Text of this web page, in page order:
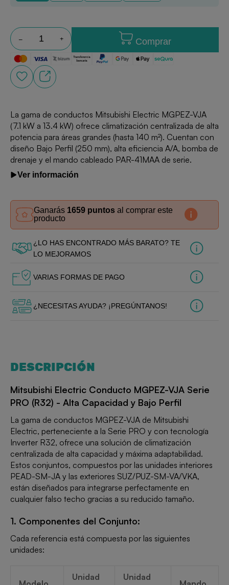
Comprar
La gama de conductos Mitsubishi Electric MGPEZ-VJA
(7.1 kW a 13.4 kW) ofrece climatización centralizada de alta
potencia para áreas grandes (hasta 140 m²). Cuentan con
diseño Bajo Perfil (250 mm), alta eficiencia A/A, bomba de
drenaje y el mando cableado PAR-41MAA de serie.
Ver información
Ganarás 1659 puntos al comprar este
producto
¿LO HAS ENCONTRADO MÁS BARATO? TE
LO MEJORAMOS
VARIAS FORMAS DE PAGO
¿NECESITAS AYUDA? ¡PREGÚNTANOS!
DESCRIPCIÓN
Mitsubishi Electric Conducto MGPEZ-VJA Serie
PRO (R32) - Alta Capacidad y Bajo Perfil
La gama de conductos MGPEZ-VJA de Mitsubishi
Electric, perteneciente a la Serie PRO y con tecnología
Inverter R32, ofrece una solución de climatización
centralizada de alta capacidad y máxima adaptabilidad.
Estos conjuntos, compuestos por las unidades interiores
PEAD-SM-JA y las exteriores SUZ/PUZ-SM-VA/VKA,
están diseñados para integrarse perfectamente en
cualquier falso techo gracias a su reducido tamaño.
1. Componentes del Conjunto:
Cada referencia está compuesta por las siguientes
unidades:
Unidad
Unidad